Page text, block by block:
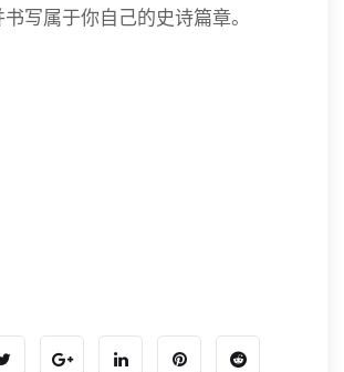
写属于你自己的史诗篇章。